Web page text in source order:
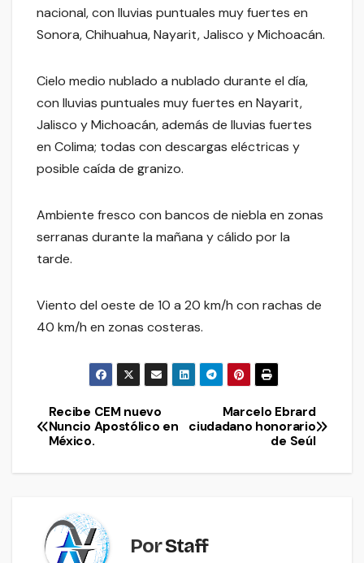
nacional, con lluvias puntuales muy fuertes en
Sonora, Chihuahua, Nayarit, Jalisco y Michoacán.
Cielo medio nublado a nublado durante el día,
con lluvias puntuales muy fuertes en Nayarit,
Jalisco y Michoacán, además de lluvias fuertes
en Colima; todas con descargas eléctricas y
posible caída de granizo.
Ambiente fresco con bancos de niebla en zonas
serranas durante la mañana y cálido por la
tarde.
Viento del oeste de 10 a 20 km/h con rachas de
40 km/h en zonas costeras.
Navegación
de
Marcelo Ebrard
ciudadano honorario
de Seúl
Recibe CEM nuevo
Nuncio Apostólico en
México.
PorStaff